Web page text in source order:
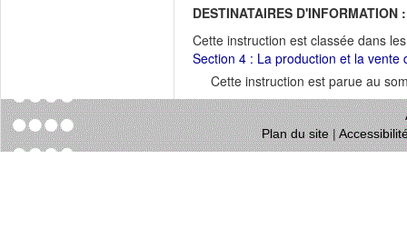
DESTINATAIRES D'INFORMATION :
Cette instruction est classée dans
Section 4 : La production et la vente
Cette instruction est parue au
Plan du site|